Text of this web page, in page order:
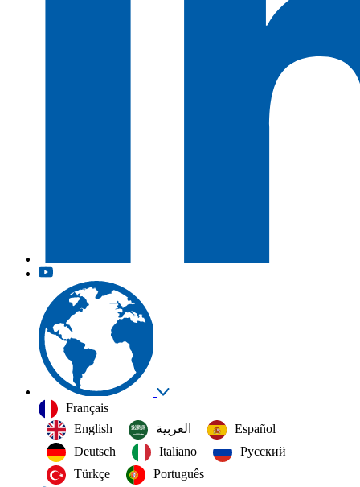
Français
English
العربية‏
Español
Deutsch
Italiano
Русский
Türkçe
Português